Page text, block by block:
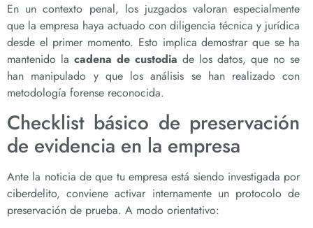
En un contexto penal, los juzgados valoran especialmente
que la empresa haya actuado con diligencia técnica y jurídica
desde el primer momento. Esto implica demostrar que se ha
mantenido lacadena de custodia de los datos, que no se
han manipulado y que los análisis se han realizado con
metodología forense reconocida.
Checklist básico de preservación
de evidencia en la empresa
Ante la noticia de que tu empresa está siendo investigada por
ciberdelito, conviene activar internamente un protocolo de
preservación de prueba. A modo orientativo: